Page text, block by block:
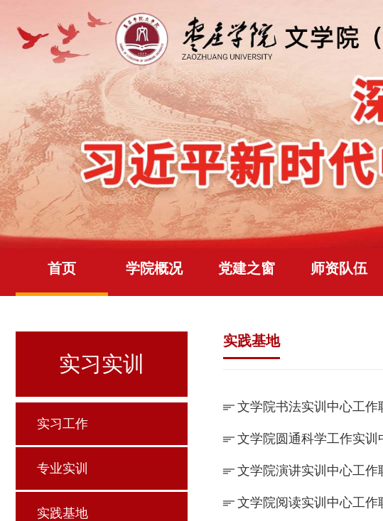
首页 学院概况 党建之窗 师资队伍
实习实训
实习工作
专业实训
实践基地
实践基地
文学院书法实训中心工作
文学院圆通科学工作实训
文学院演讲实训中心工作
文学院阅读实训中心工作